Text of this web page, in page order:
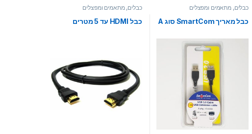
כבלים, מתאמים ומפצלים
כבל מאריך SmartCom סוג A
כבלים, מתאמים ומפצלים
כבל HDMI עד 5 מטרים